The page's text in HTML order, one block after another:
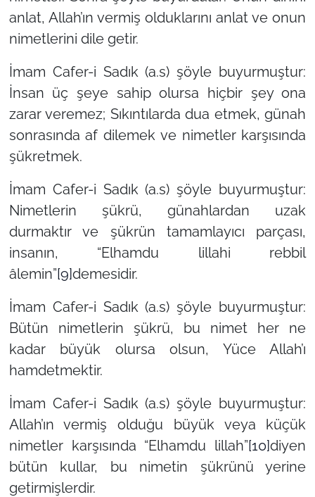
anlat, Allah’ın vermiş olduklarını anlat ve onun
nimetlerini dile getir.
İmam Cafer-i Sadık (a.s) şöyle buyurmuştur:
İnsan üç şeye sahip olursa hiçbir şey ona
zarar veremez; Sıkıntılarda dua etmek, günah
sonrasında af dilemek ve nimetler karşısında
şükretmek.
İmam Cafer-i Sadık (a.s) şöyle buyurmuştur:
Nimetlerin şükrü, günahlardan uzak
durmaktır ve şükrün tamamlayıcı parçası,
insanın, “Elhamdu lillahi rebbil
âlemin”[9]demesidir.
İmam Cafer-i Sadık (a.s) şöyle buyurmuştur:
Bütün nimetlerin şükrü, bu nimet her ne
kadar büyük olursa olsun, Yüce Allah’ı
hamdetmektir.
İmam Cafer-i Sadık (a.s) şöyle buyurmuştur:
Allah’ın vermiş olduğu büyük veya küçük
nimetler karşısında “Elhamdu lillah”[10]diyen
bütün kullar, bu nimetin şükrünü yerine
getirmişlerdir.